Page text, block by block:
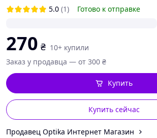
5.0 (1) Готово к отправке
270 ₴ 10+ купили
Заказ у продавца — от 300 ₴
Купить сейчас
Купить
Продавец Optika Интернет Магазин